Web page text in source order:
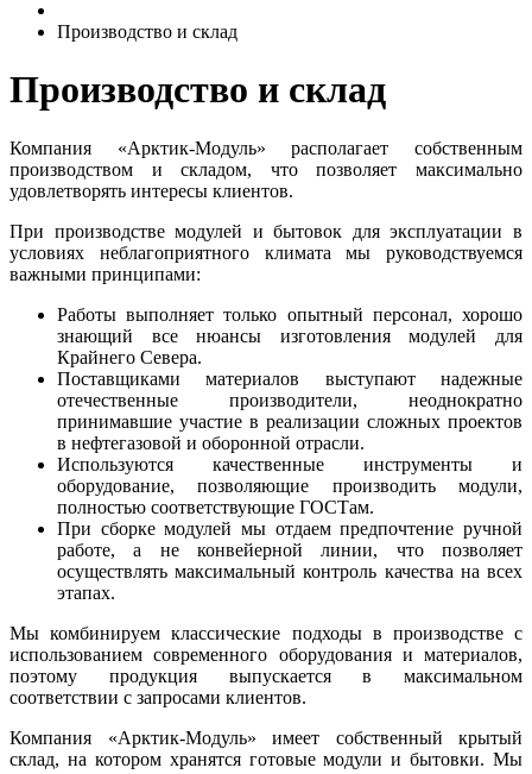
Производство и склад
Производство и склад
Компания «Арктик-Модуль» располагает собственным
производством и складом, что позволяет максимально
удовлетворять интересы клиентов.
При производстве модулей и бытовок для эксплуатации в
условиях неблагоприятного климата мы руководствуемся
важными принципами:
Работы выполняет только опытный персонал, хорошо
знающий все нюансы изготовления модулей для
Крайнего Севера.
Поставщиками материалов выступают надежные
отечественные производители, неоднократно
принимавшие участие в реализации сложных проектов
в нефтегазовой и оборонной отрасли.
Используются качественные инструменты и
оборудование, позволяющие производить модули,
полностью соответствующие ГОСТам.
При сборке модулей мы отдаем предпочтение ручной
работе, а не конвейерной линии, что позволяет
осуществлять максимальный контроль качества на всех
этапах.
Мы комбинируем классические подходы в производстве с
использованием современного оборудования и материалов,
поэтому продукция выпускается в максимальном
соответствии с запросами клиентов.
Компания «Арктик-Модуль» имеет собственный крытый
склад, на котором хранятся готовые модули и бытовки. Мы